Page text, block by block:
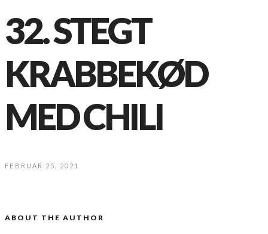
32. STEGT
KRABBEKØD
MED CHILI
FEBRUAR 25, 2021
ABOUT THE AUTHOR